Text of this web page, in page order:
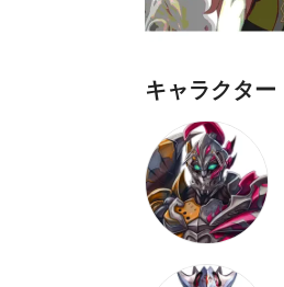
キャラクター